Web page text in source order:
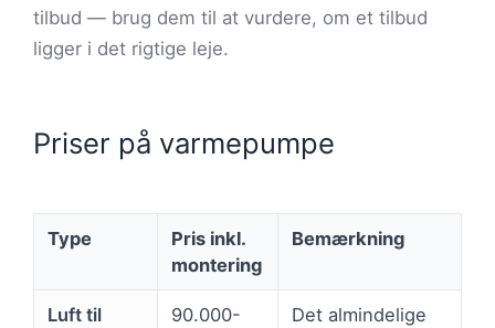
tilbud — brug dem til at vurdere, om et tilbud
ligger i det rigtige leje.
Priser på varmepumpe
Type
Pris inkl.
montering
Bemærkning
Luft til
90.000-
Det almindelige